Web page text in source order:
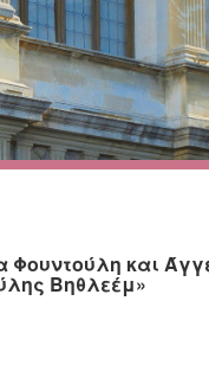
Φουντούλη και
Βηθλεέμ»